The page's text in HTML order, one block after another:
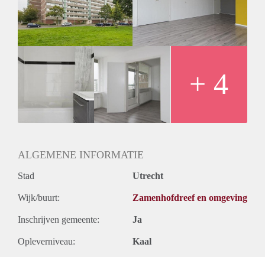
3,0 X Maandhuur Bruto
Huurtermijn
Onbepaalde termijn
Oplevering
Kaal
+ 4
ALGEMENE INFORMATIE
Stad Utrecht
Wijk/buurt: Zamenhofdreef en omgeving
Inschrijven gemeente: Ja
Opleverniveau: Kaal